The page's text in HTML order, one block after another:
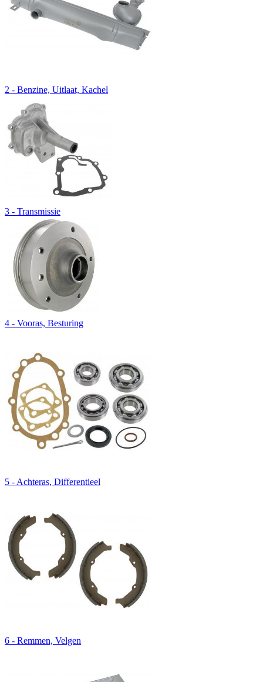
2 - Benzine, Uitlaat, Kachel
3 - Transmissie
4 - Vooras, Besturing
5 - Achteras, Differentieel
6 - Remmen, Velgen